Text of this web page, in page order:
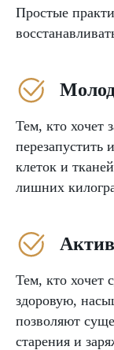
Простые
Тем, кто хочет
перезапустить
клеток и
лишних
Тем, кто хочет
здоровую,
позволяют
старения и